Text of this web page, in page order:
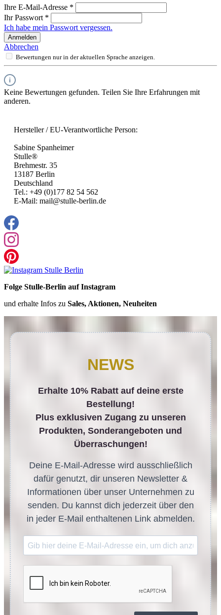
Ihre E-Mail-Adresse *
Ihr Passwort *
Ich habe mein Passwort vergessen.
Anmelden
Abbrechen
Bewertungen nur in der aktuellen Sprache anzeigen.
Keine Bewertungen gefunden. Teilen Sie Ihre Erfahrungen mit
anderen.
Hersteller / EU-Verantwortliche Person:
Sabine Spanheimer
Stulle®
Brehmestr. 35
13187 Berlin
Deutschland
Tel.: +49 (0)177 82 54 562
E-Mail: mail@stulle-berlin.de
Folge Stulle-Berlin auf Instagram
und erhalte Infos zu Sales, Aktionen, Neuheiten
NEWS
Erhalte 10% Rabatt auf deine erste
Bestellung!
Plus exklusiven Zugang zu unseren
Produkten, Sonderangeboten und
Überraschungen!
Deine E-Mail-Adresse wird ausschließlich
dafür genutzt, dir unseren Newsletter &
Informationen über unser Unternehmen zu
senden. Du kannst dich jederzeit über den
in jeder E-Mail enthaltenen Link abmelden.